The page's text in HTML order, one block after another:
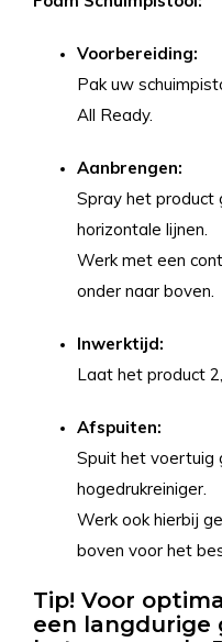
Voorbereiding:
Pak uw
All Ready.
Aanbrengen:
Spray het product
horizontale lijnen.
Werk met een
onder naar boven.
Inwerktijd:
Laat het product
Afspuiten:
Spuit het voertuig
hogedrukreiniger.
Werk ook hierbij
boven voor het
Tip! Voor
een langdurige